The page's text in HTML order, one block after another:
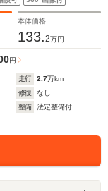
アルミ
本体価格
133.2万円
円
走行 2.7万km
修復
なし
整備
法定整備付